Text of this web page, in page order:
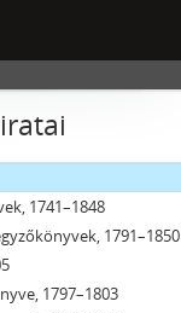
1612–1952
1741–1848
1791–1850
1797–1803